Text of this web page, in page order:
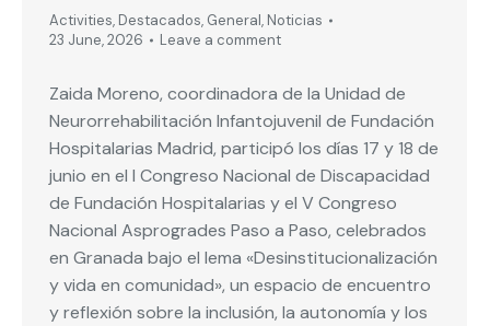
Activities, Destacados, General, Noticias
23 June, 2026
Leave a comment
Zaida Moreno, coordinadora de la Unidad de
Neurorrehabilitación Infantojuvenil de Fundación
Hospitalarias Madrid, participó los días 17 y 18 de
junio en el I Congreso Nacional de Discapacidad
de Fundación Hospitalarias y el V Congreso
Nacional Asprogrades Paso a Paso, celebrados
en Granada bajo el lema «Desinstitucionalización
y vida en comunidad», un espacio de encuentro
y reflexión sobre la inclusión, la autonomía y los